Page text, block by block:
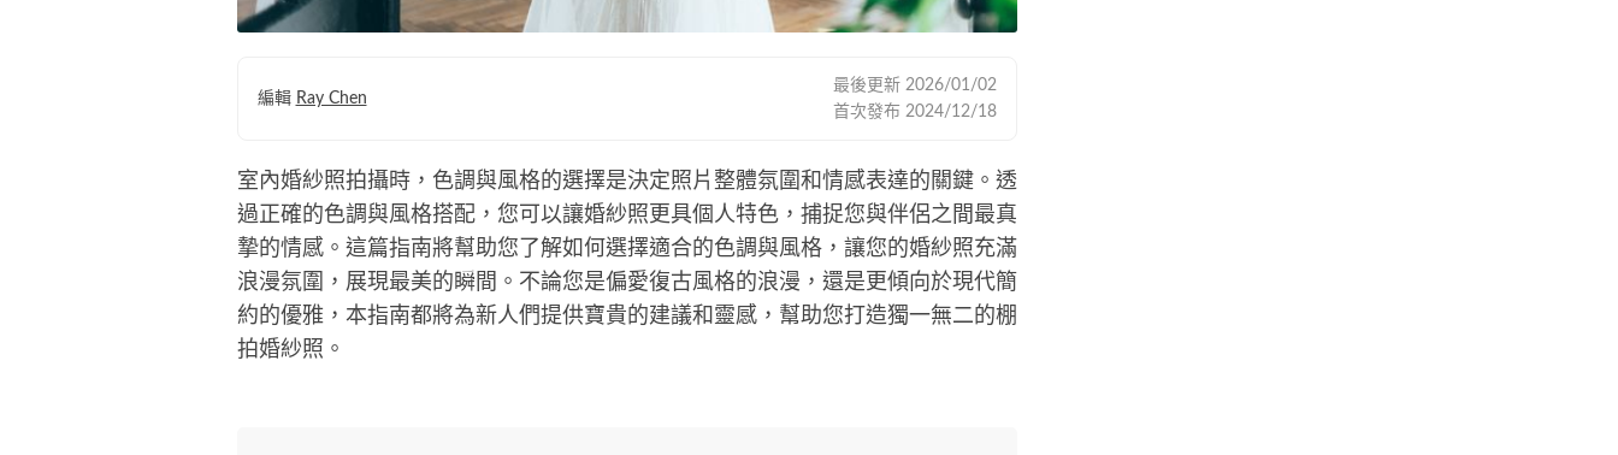
室內婚紗照拍攝時，色調與風格的選擇是決定照片整體氛圍和情感表達的關鍵。透
過正確的色調與風格搭配，您可以讓婚紗照更具個人特色，捕捉您與伴侶之間最真
摯的情感。這篇指南將幫助您了解如何選擇適合的色調與風格，讓您的婚紗照充滿
浪漫氛圍，展現最美的瞬間。不論您是偏愛復古風格的浪漫，還是更傾向於現代簡
約的優雅，本指南都將為新人們提供寶貴的建議和靈感，幫助您打造獨一無二的棚
拍婚紗照。
編輯 Ray Chen
最後更新 2026/01/02
首次發布 2024/12/18